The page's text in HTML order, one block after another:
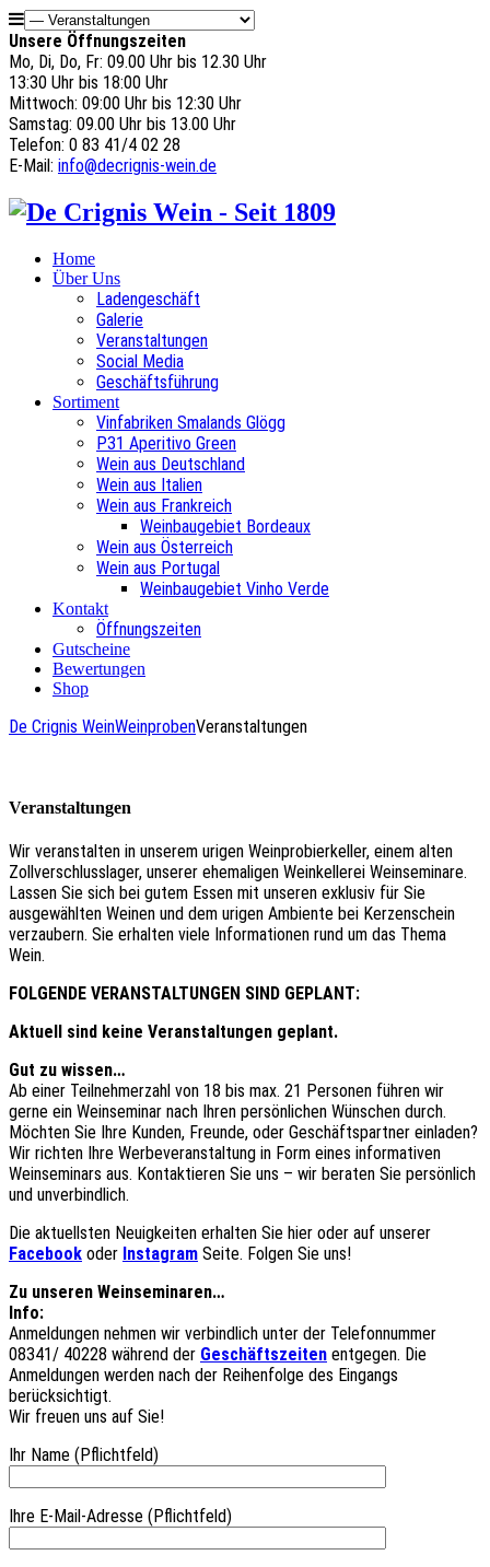
Unsere Öffnungszeiten
Mo, Di, Do, Fr: 09.00 Uhr bis 12.30 Uhr
13:30 Uhr bis 18:00 Uhr
Mittwoch: 09:00 Uhr bis 12:30 Uhr
Samstag: 09.00 Uhr bis 13.00 Uhr
Telefon: 0 83 41/4 02 28
E-Mail: info@decrignis-wein.de
Home
Über Uns
Ladengeschäft
Galerie
Veranstaltungen
Social Media
Geschäftsführung
Sortiment
Vinfabriken Smalands Glögg
P31 Aperitivo Green
Wein aus Deutschland
Wein aus Italien
Wein aus Frankreich
Weinbaugebiet Bordeaux
Wein aus Österreich
Wein aus Portugal
Weinbaugebiet Vinho Verde
Kontakt
Öffnungszeiten
Gutscheine
Bewertungen
Shop
De Crignis WeinWeinprobenVeranstaltungen
Veranstaltungen
Wir veranstalten in unserem urigen Weinprobierkeller, einem alten
Zollverschlusslager, unserer ehemaligen Weinkellerei Weinseminare.
Lassen Sie sich bei gutem Essen mit unseren exklusiv für Sie
ausgewählten Weinen und dem urigen Ambiente bei Kerzenschein
verzaubern. Sie erhalten viele Informationen rund um das Thema
Wein.
FOLGENDE VERANSTALTUNGEN SIND GEPLANT:
Aktuell sind keine Veranstaltungen geplant.
Gut zu wissen…
Ab einer Teilnehmerzahl von 18 bis max. 21 Personen führen wir
gerne ein Weinseminar nach Ihren persönlichen Wünschen durch.
Möchten Sie Ihre Kunden, Freunde, oder Geschäftspartner einladen?
Wir richten Ihre Werbeveranstaltung in Form eines informativen
Weinseminars aus. Kontaktieren Sie uns – wir beraten Sie persönlich
und unverbindlich.
Die aktuellsten Neuigkeiten erhalten Sie hier oder auf unserer
Facebook oder Instagram Seite. Folgen Sie uns!
Zu unseren Weinseminaren…
Info:
Anmeldungen nehmen wir verbindlich unter der Telefonnummer
08341/ 40228 während der Geschäftszeiten entgegen. Die
Anmeldungen werden nach der Reihenfolge des Eingangs
berücksichtigt.
Wir freuen uns auf Sie!
Ihr Name (Pflichtfeld)
Ihre E-Mail-Adresse (Pflichtfeld)